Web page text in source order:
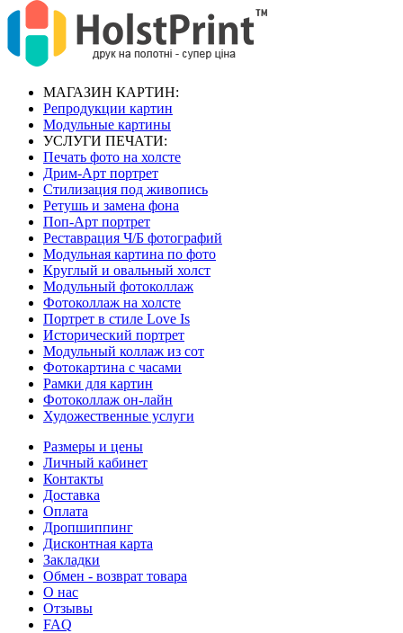
МАГАЗИН КАРТИН:
Репродукции картин
Модульные картины
УСЛУГИ ПЕЧАТИ:
Печать фото на холсте
Дрим-Арт портрет
Стилизация под живопись
Ретушь и замена фона
Поп-Арт портрет
Реставрация Ч/Б фотографий
Модульная картина по фото
Круглый и овальный холст
Модульный фотоколлаж
Фотоколлаж на холсте
Портрет в стиле Love Is
Исторический портрет
Модульный коллаж из сот
Фотокартина с часами
Рамки для картин
Фотоколлаж он-лайн
Художественные услуги
Размеры и цены
Личный кабинет
Контакты
Доставка
Оплата
Дропшиппинг
Дисконтная карта
Закладки
Обмен - возврат товара
О нас
Отзывы
FAQ